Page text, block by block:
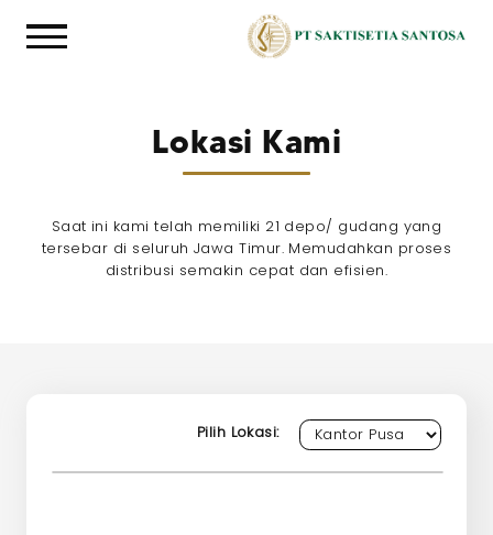
Lokasi Kami
Saat ini kami telah memiliki 21 depo/ gudang yang
tersebar di seluruh Jawa Timur. Memudahkan proses
distribusi semakin cepat dan efisien.
Pilih Lokasi: